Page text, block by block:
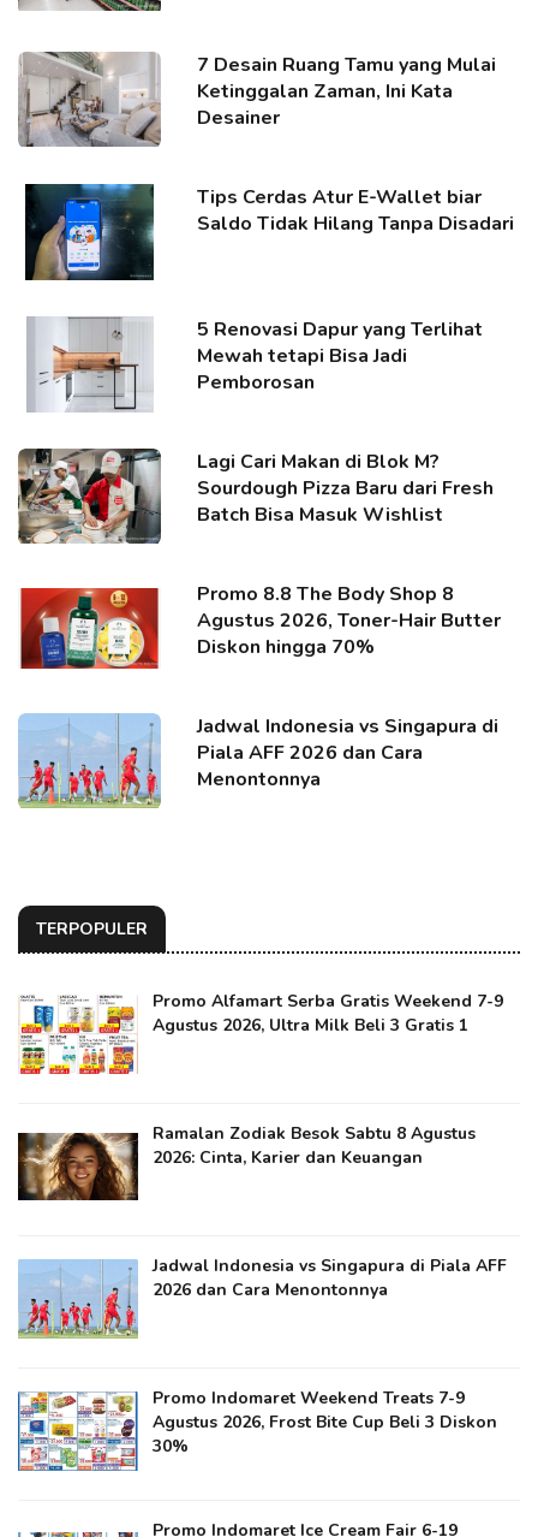
7 Desain Ruang Tamu yang Mulai
Ketinggalan Zaman, Ini Kata
Desainer
Tips Cerdas Atur E-Wallet biar
Saldo Tidak Hilang Tanpa Disadari
5 Renovasi Dapur yang Terlihat
Mewah tetapi Bisa Jadi
Pemborosan
Lagi Cari Makan di Blok M?
Sourdough Pizza Baru dari Fresh
Batch Bisa Masuk Wishlist
Promo 8.8 The Body Shop 8
Agustus 2026, Toner-Hair Butter
Diskon hingga 70%
Jadwal Indonesia vs Singapura di
Piala AFF 2026 dan Cara
Menontonnya
TERPOPULER
Promo Alfamart Serba Gratis Weekend 7-9
Agustus 2026, Ultra Milk Beli 3 Gratis 1
Ramalan Zodiak Besok Sabtu 8 Agustus
2026: Cinta, Karier dan Keuangan
Jadwal Indonesia vs Singapura di Piala AFF
2026 dan Cara Menontonnya
Promo Indomaret Weekend Treats 7-9
Agustus 2026, Frost Bite Cup Beli 3 Diskon
30%
Promo Indomaret Ice Cream Fair 6-19